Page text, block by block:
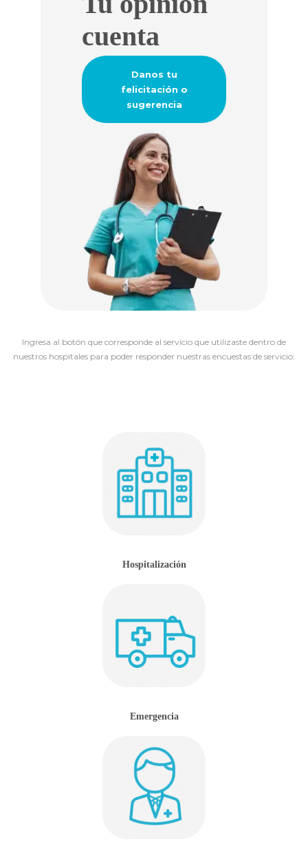
cuenta
Danos tu
felicitación o
sugerencia
Ingresa al botón que corresponde al servicio que utilizaste dentro de
nuestros hospitales para poder responder nuestras encuestas de servicio:
Hospitalización
Emergencia